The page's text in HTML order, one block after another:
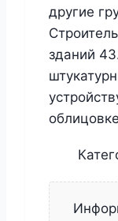
другие
зданий